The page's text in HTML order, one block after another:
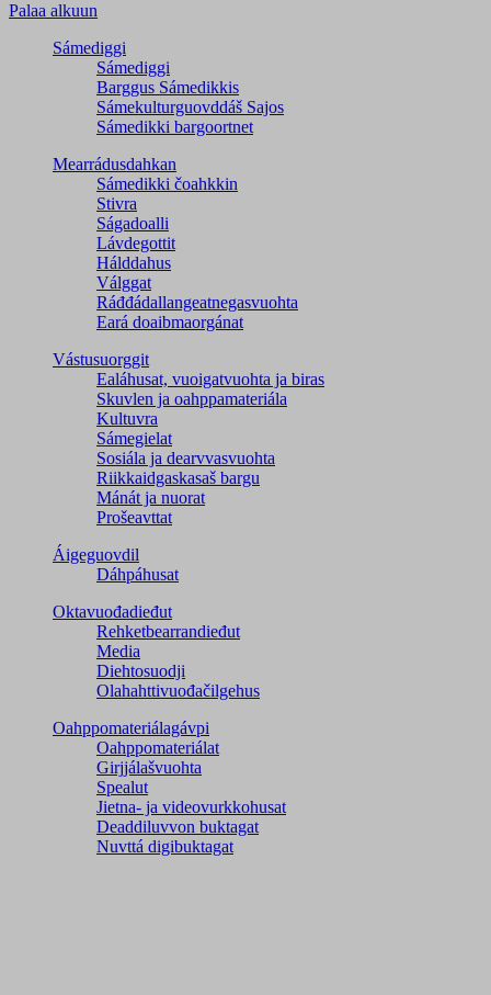
Palaa alkuun
Sámediggi
Sámediggi
Barggus Sámedikkis
Sámekulturguovddáš Sajos
Sámedikki bargoortnet
Mearrádusdahkan
Sámedikki čoahkkin
Stivra
Ságadoalli
Lávdegottit
Hálddahus
Válggat
Ráđđádallangeatnegas­vuohta
Eará doaibmaorgánat
Vástusuorggit
Ealáhusat, vuoigatvuohta ja biras
Skuvlen ja oahppamateriála
Kultuvra
Sámegielat
Sosiála ja dearvvasvuohta
Riikkaidgaskasaš bargu
Mánát ja nuorat
Prošeavttat
Áigeguovdil
Dáhpáhusat
Oktavuođadieđut
Rehketbearrandieđut
Media
Diehtosuodji
Olahahttivuođačilgehus
Oahppomateriálagávpi
Oahppomateriálat
Girjjálašvuohta
Spealut
Jietna- ja videovurkkohusat
Deaddiluvvon buktagat
Nuvttá digibuktagat